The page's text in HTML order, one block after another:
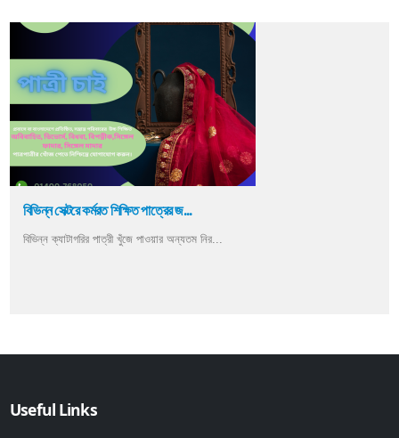
বিভিন্ন সেক্টরে কর্মরত শিক্ষিত পাত্রের জ...
বিভিন্ন ক্যাটাগরির পাত্রী খুঁজে পাওয়ার অন্যতম নির...
Useful Links